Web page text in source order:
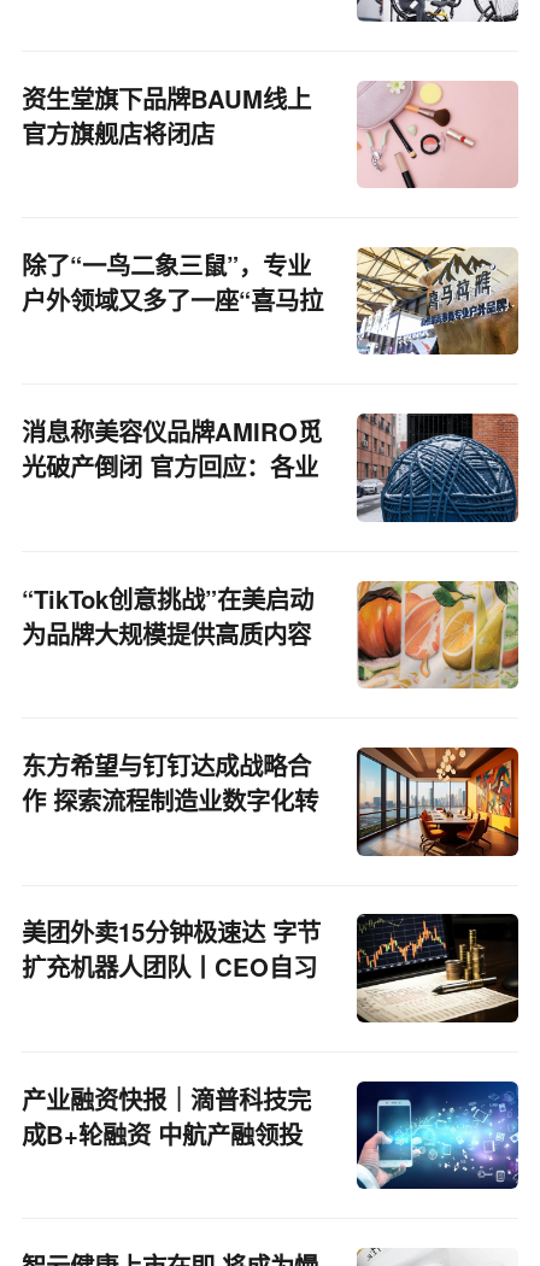
资生堂旗下品牌BAUM线上
官方旗舰店将闭店
除了“一鸟二象三鼠”，专业
户外领域又多了一座“喜马拉
消息称美容仪品牌AMIRO觅
光破产倒闭 官方回应：各业
“TikTok创意挑战”在美启动
为品牌大规模提供高质内容
东方希望与钉钉达成战略合
作 探索流程制造业数字化转
美团外卖15分钟极速达 字节
扩充机器人团队丨CEO自习
产业融资快报｜滴普科技完
成B+轮融资 中航产融领投